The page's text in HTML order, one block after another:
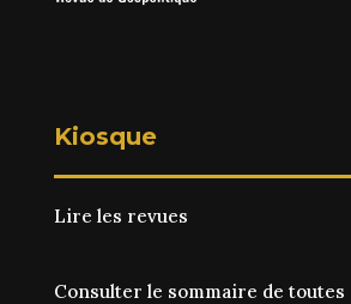
Kiosque
Lire les revues
Consulter le sommaire de toutes